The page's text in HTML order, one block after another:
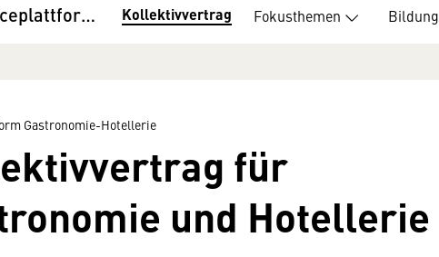
Serviceplattform Gastronomie-Hotellerie Kollektivvertrag Fokusthemen Bildung
Gastronomie-Hotellerie
für
und Hotellerie